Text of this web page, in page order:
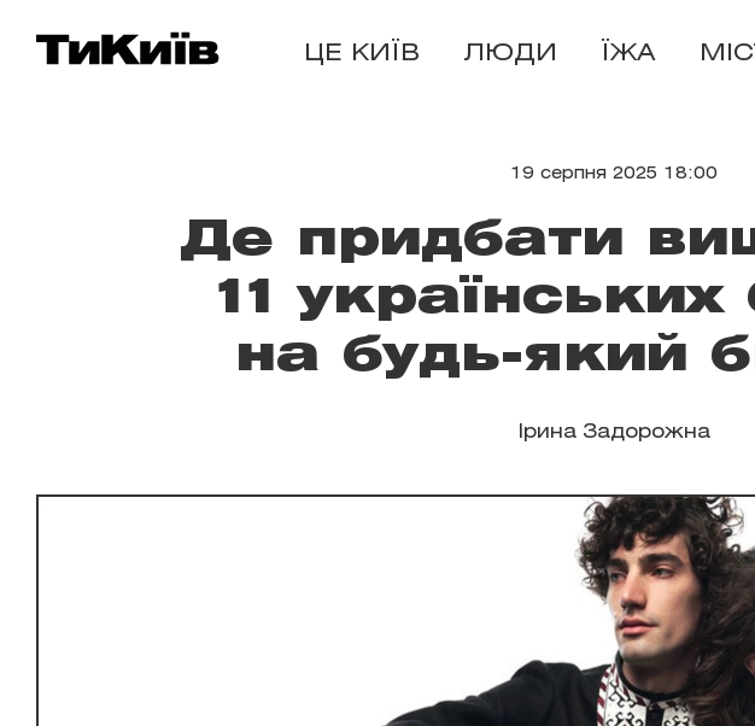
ЦЕ КИЇВ ЛЮДИ ЇЖА
19 серпня 2025 18:00
Де придбати
11 українських
на будь-який
Ірина Задорожна